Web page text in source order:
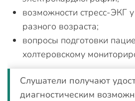
возможности стресс-ЭКГ
разного возраста;
вопросы подготовки
холтеровскому
Слушатели получают
диагностическим